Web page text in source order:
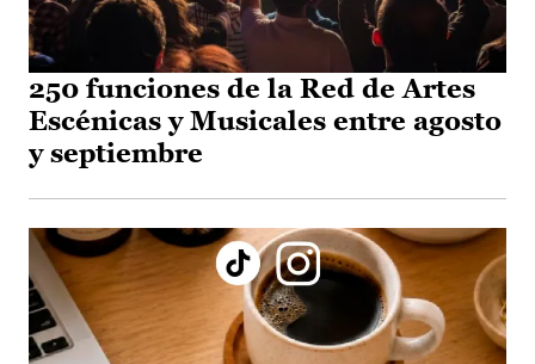
250 funciones de la Red de Artes
Escénicas y Musicales entre agosto
y septiembre